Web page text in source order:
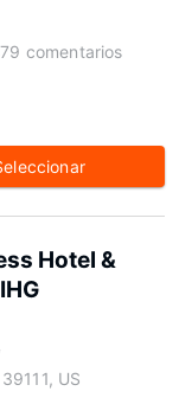
comentarios
Hotel &
US